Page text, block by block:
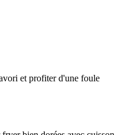
et profiter d'une foule